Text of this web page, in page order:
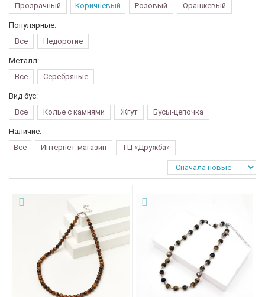
Прозрачный
Коричневый Розовый Оранжевый
Популярные:
Все
Недорогие
Металл:
Все
Серебряные
Вид бус:
Все
Колье с камнями Жгут Бусы-цепочка
Наличие:
Все
Интернет-магазин ТЦ «Дружба»